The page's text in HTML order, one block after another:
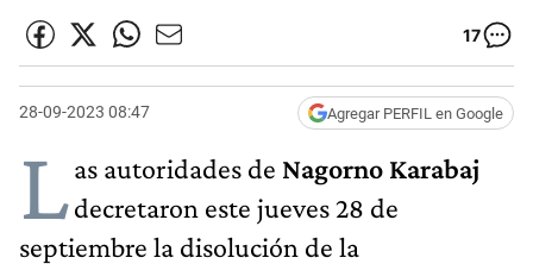
17
28-09-2023 08:47 Agregar PERFIL en Google
Las autoridades de Nagorno Karabaj
decretaron este jueves 28 de
septiembre la disolución de la